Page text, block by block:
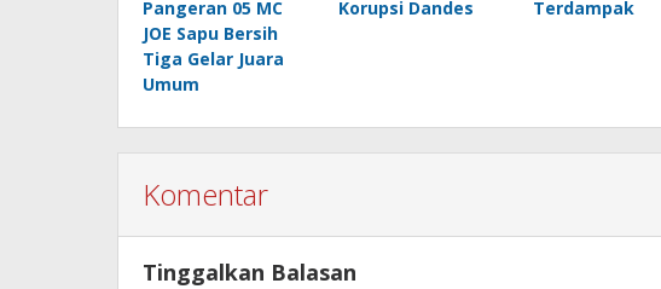
Pangeran 05 MC
JOE Sapu Bersih
Tiga Gelar Juara
Umum
Korupsi Dandes
Terdampak
Komentar
Tinggalkan Balasan